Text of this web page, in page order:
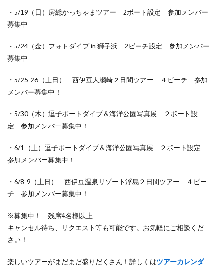
・5/19（日）房総かっちゃまツアー 2ボート設定 参加メンバー
募集中！
・5/24（金）フォトダイブ in 獅子浜 2ビーチ設定 参加メンバー
募集中！
・5/25-26（土日） 西伊豆大瀬崎２日間ツアー ４ビーチ 参加
メンバー募集中！
・5/30（木）逗子ボートダイブ＆海洋公園写真展 ２ボート設
定 参加メンバー募集中！
・6/1（土）逗子ボートダイブ＆海洋公園写真展 ２ボート設定
参加メンバー募集中！
・6/8-9（土日） 西伊豆温泉リゾート浮島２日間ツアー ４ビー
チ 参加メンバー募集中！
※募集中！→残席4名様以上
キャンセル待ち、リクエスト等も可能です。お気軽にご相談くだ
さい！
楽しいツアーがまだまだ盛りだくさん！詳しくはツアーカレンダ